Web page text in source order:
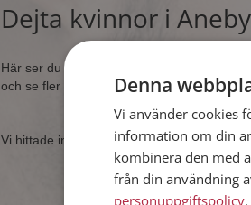
Dejta kvinnor i Aneby
Här ser du ett fåtal av alla tusentals singlar
och se fler singlar nära dig.
Vi hittade inga singlar som matchar din
Denna
Vi använder cookies
information om din
kombinera den med
från din användning
personuppgiftspolicy.